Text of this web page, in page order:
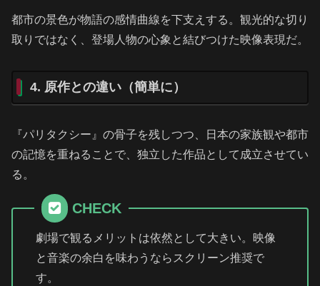
都市の景色が物語の感情曲線を下支えする。観光的な切り
取りではなく、登場人物の心象と結びつけた映像表現だ。
4. 原作との違い（簡単に）
『パリタクシー』の骨子を残しつつ、日本の家族観や都市
の記憶を重ねることで、独立した作品として成立させてい
る。
CHECK
劇場で観るメリットは依然として大きい。映像
と音楽の余白を味わうならスクリーン推奨で
す。